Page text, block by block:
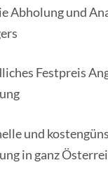
Sofort
Abholung und
Festpreis
und
in ganz